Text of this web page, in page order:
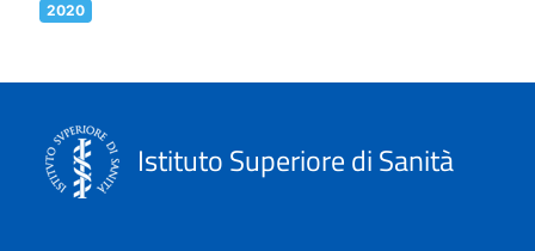
2020
Istituto Superiore di Sanità